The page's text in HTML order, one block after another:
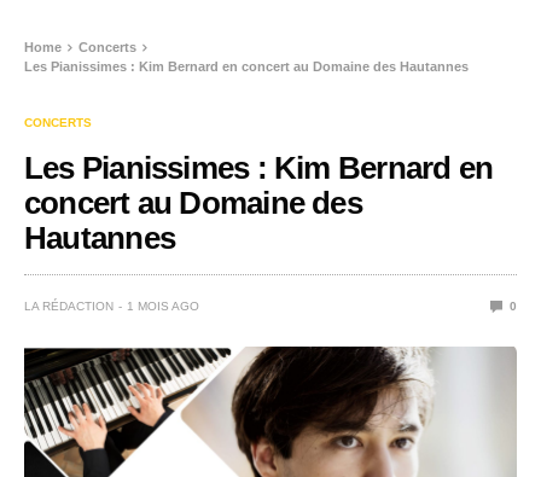
Home
Concerts
Les Pianissimes : Kim Bernard en concert au Domaine des Hautannes
CONCERTS
Les Pianissimes : Kim Bernard en
concert au Domaine des
Hautannes
LA RÉDACTION 1 MOIS AGO 0